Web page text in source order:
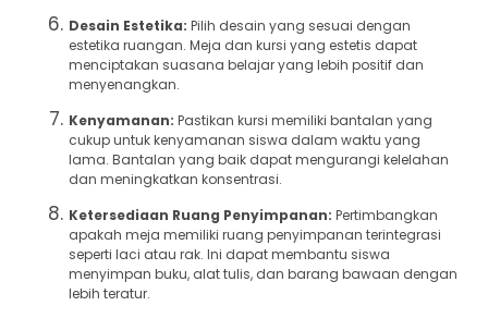
Desain Estetika: Pilih desain yang sesuai dengan
estetika ruangan. Meja dan kursi yang estetis dapat
menciptakan suasana belajar yang lebih positif dan
menyenangkan.
Kenyamanan: Pastikan kursi memiliki bantalan yang
cukup untuk kenyamanan siswa dalam waktu yang
lama. Bantalan yang baik dapat mengurangi kelelahan
dan meningkatkan konsentrasi.
Ketersediaan Ruang Penyimpanan: Pertimbangkan
apakah meja memiliki ruang penyimpanan terintegrasi
seperti laci atau rak. Ini dapat membantu siswa
menyimpan buku, alat tulis, dan barang bawaan dengan
lebih teratur.